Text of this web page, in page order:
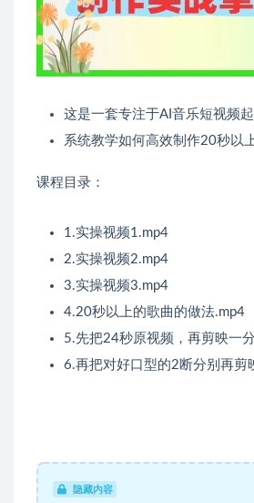
这是一套专注于AI音乐短视频
系统教学如何高效制作20秒以
课程目录：
1.实操视频1.mp4
2.实操视频2.mp4
3.实操视频3.mp4
4.20秒以上的歌曲的做法.mp4
5.先把24秒原视频，再剪映一
6.再把对好口型的2断分别再剪
隐藏内容